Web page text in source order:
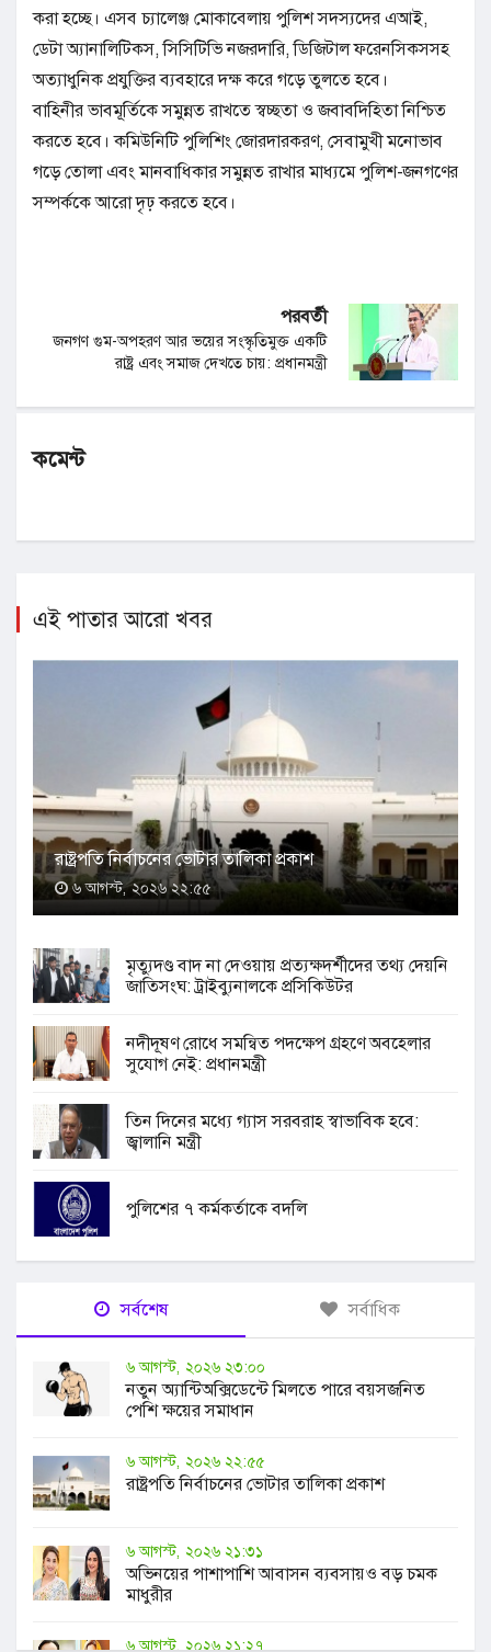
করা হচ্ছে। এসব চ্যালেঞ্জ মোকাবেলায় পুলিশ সদস্যদের এআই,
ডেটা অ্যানালিটিকস, সিসিটিভি নজরদারি, ডিজিটাল ফরেনসিকসসহ
অত্যাধুনিক প্রযুক্তির ব্যবহারে দক্ষ করে গড়ে তুলতে হবে।
বাহিনীর ভাবমূর্তিকে সমুন্নত রাখতে স্বচ্ছতা ও জবাবদিহিতা নিশ্চিত
করতে হবে। কমিউনিটি পুলিশিং জোরদারকরণ, সেবামুখী মনোভাব
গড়ে তোলা এবং মানবাধিকার সমুন্নত রাখার মাধ্যমে পুলিশ-জনগণের
সম্পর্ককে আরো দৃঢ় করতে হবে।
পরবর্তী
জনগণ গুম-অপহরণ আর ভয়ের সংস্কৃতিমুক্ত একটি
রাষ্ট্র এবং সমাজ দেখতে চায়: প্রধানমন্ত্রী
কমেন্ট
এই পাতার আরো খবর
রাষ্ট্রপতি নির্বাচনের ভোটার তালিকা প্রকাশ
৬ আগস্ট, ২০২৬ ২২:৫৫
মৃত্যুদণ্ড বাদ না দেওয়ায় প্রত্যক্ষদর্শীদের তথ্য দেয়নি
জাতিসংঘ: ট্রাইব্যুনালকে প্রসিকিউটর
নদীদূষণ রোধে সমন্বিত পদক্ষেপ গ্রহণে অবহেলার
সুযোগ নেই: প্রধানমন্ত্রী
তিন দিনের মধ্যে গ্যাস সরবরাহ স্বাভাবিক হবে:
জ্বালানি মন্ত্রী
পুলিশের ৭ কর্মকর্তাকে বদলি
সর্বশেষ সর্বাধিক
৬ আগস্ট, ২০২৬ ২৩:০০
নতুন অ্যান্টিঅক্সিডেন্টে মিলতে পারে বয়সজনিত
পেশি ক্ষয়ের সমাধান
৬ আগস্ট, ২০২৬ ২২:৫৫
রাষ্ট্রপতি নির্বাচনের ভোটার তালিকা প্রকাশ
৬ আগস্ট, ২০২৬ ২১:৩১
অভিনয়ের পাশাপাশি আবাসন ব্যবসায়ও বড় চমক
মাধুরীর
৬ আগস্ট, ২০২৬ ২১:২৭